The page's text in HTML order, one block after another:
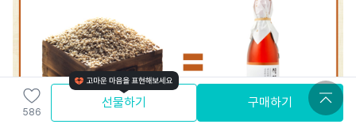
586
선물하기 구매하기